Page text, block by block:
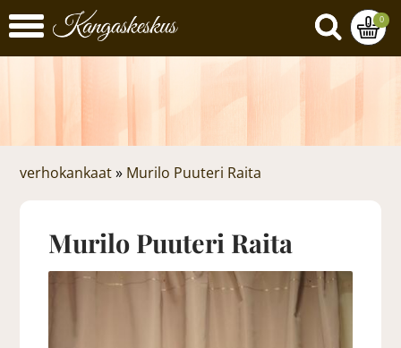
0
verhokankaat » Murilo Puuteri Raita
Murilo Puuteri Raita